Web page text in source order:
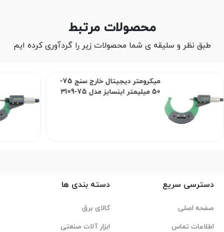
محصولات مرتبط
طبق نظر و سلیقه ی شما محصولات زیر را گردآوری کرده ایم
میکرومتر دیجیتال خارج سنج 75-
50 میلیمتر اینسایز مدل 75-3109
دسترسی سریع
صفحه اصلی
اطلاعات تماس
دسته بندی ها
کالای برق
ابزار آلات صنعتی